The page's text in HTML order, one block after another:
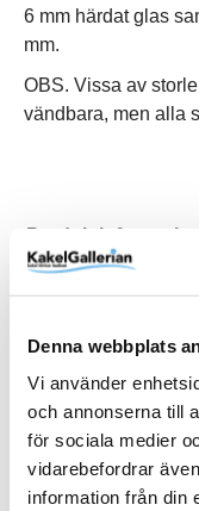
Denna webbplats
Vi använder
och annonserna till
för sociala medier
vidarebefordrar
information från din
6 mm härdat glas
mm.
OBS. Vissa av
vändbara, men alla
Produktinformation
Art.Nr
EAN
Färg
Glastyp
Handtag
Höjd (mm)
RSK
Serie
Storlek
Varumärke
Visa fler (7 mer)